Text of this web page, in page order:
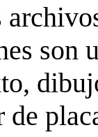
son
de